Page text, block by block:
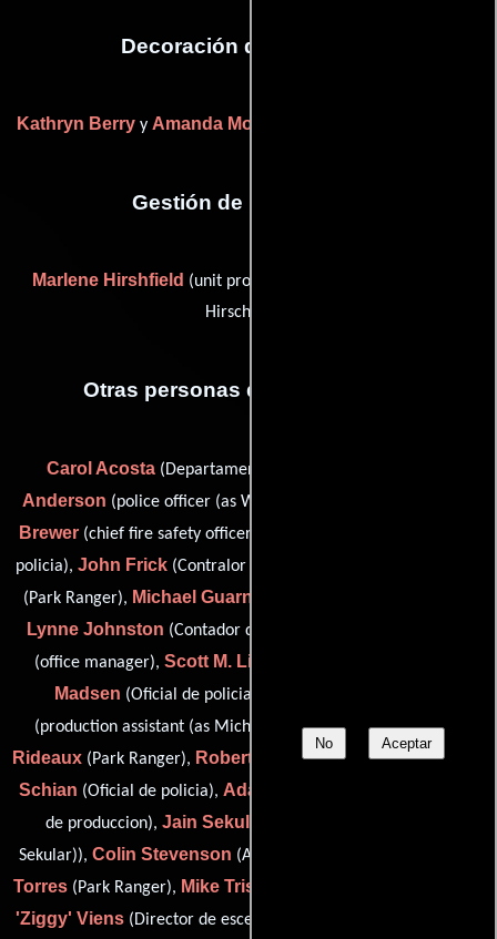
No Aceptar
Decoración de escenario
Kathryn Berryy Amanda Moss Serino
Gestión de producción
Marlene Hirshfield (unit production manager (as Marlene
Hirschfield))
Otras personas que participaron
Carol Acosta (Departamento técnico),
Anderson (police officer (as William D. Anderson)),
Brewer (chief fire safety officer),
policia), John Frick (Contralor de producción),
(Park Ranger), Michael Guarnieri
Lynne Johnston (Contador de producción),
(office manager), Scott M. Limpus
Madsen (Oficial de policia),
(production assistant (as Michael 'Otto' Penzato)),Desiree
Rideaux(Park Ranger), Robert Rodriguez(Park Ranger),
Schian (Oficial de policia), Adam Schlesinger
de produccion), Jain Sekuler
Sekular)), Colin Stevenson (Asistente de producción),
Torres (Park Ranger), Mike Tristano
'Ziggy' Viens(Director de escena),